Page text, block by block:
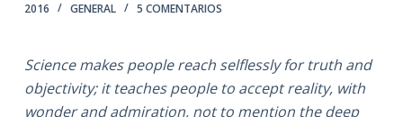
2016
GENERAL 5 COMENTARIOS
Science makes people reach selflessly for truth and
objectivity; it teaches people to accept reality, with
wonder and admiration, not to mention the deep